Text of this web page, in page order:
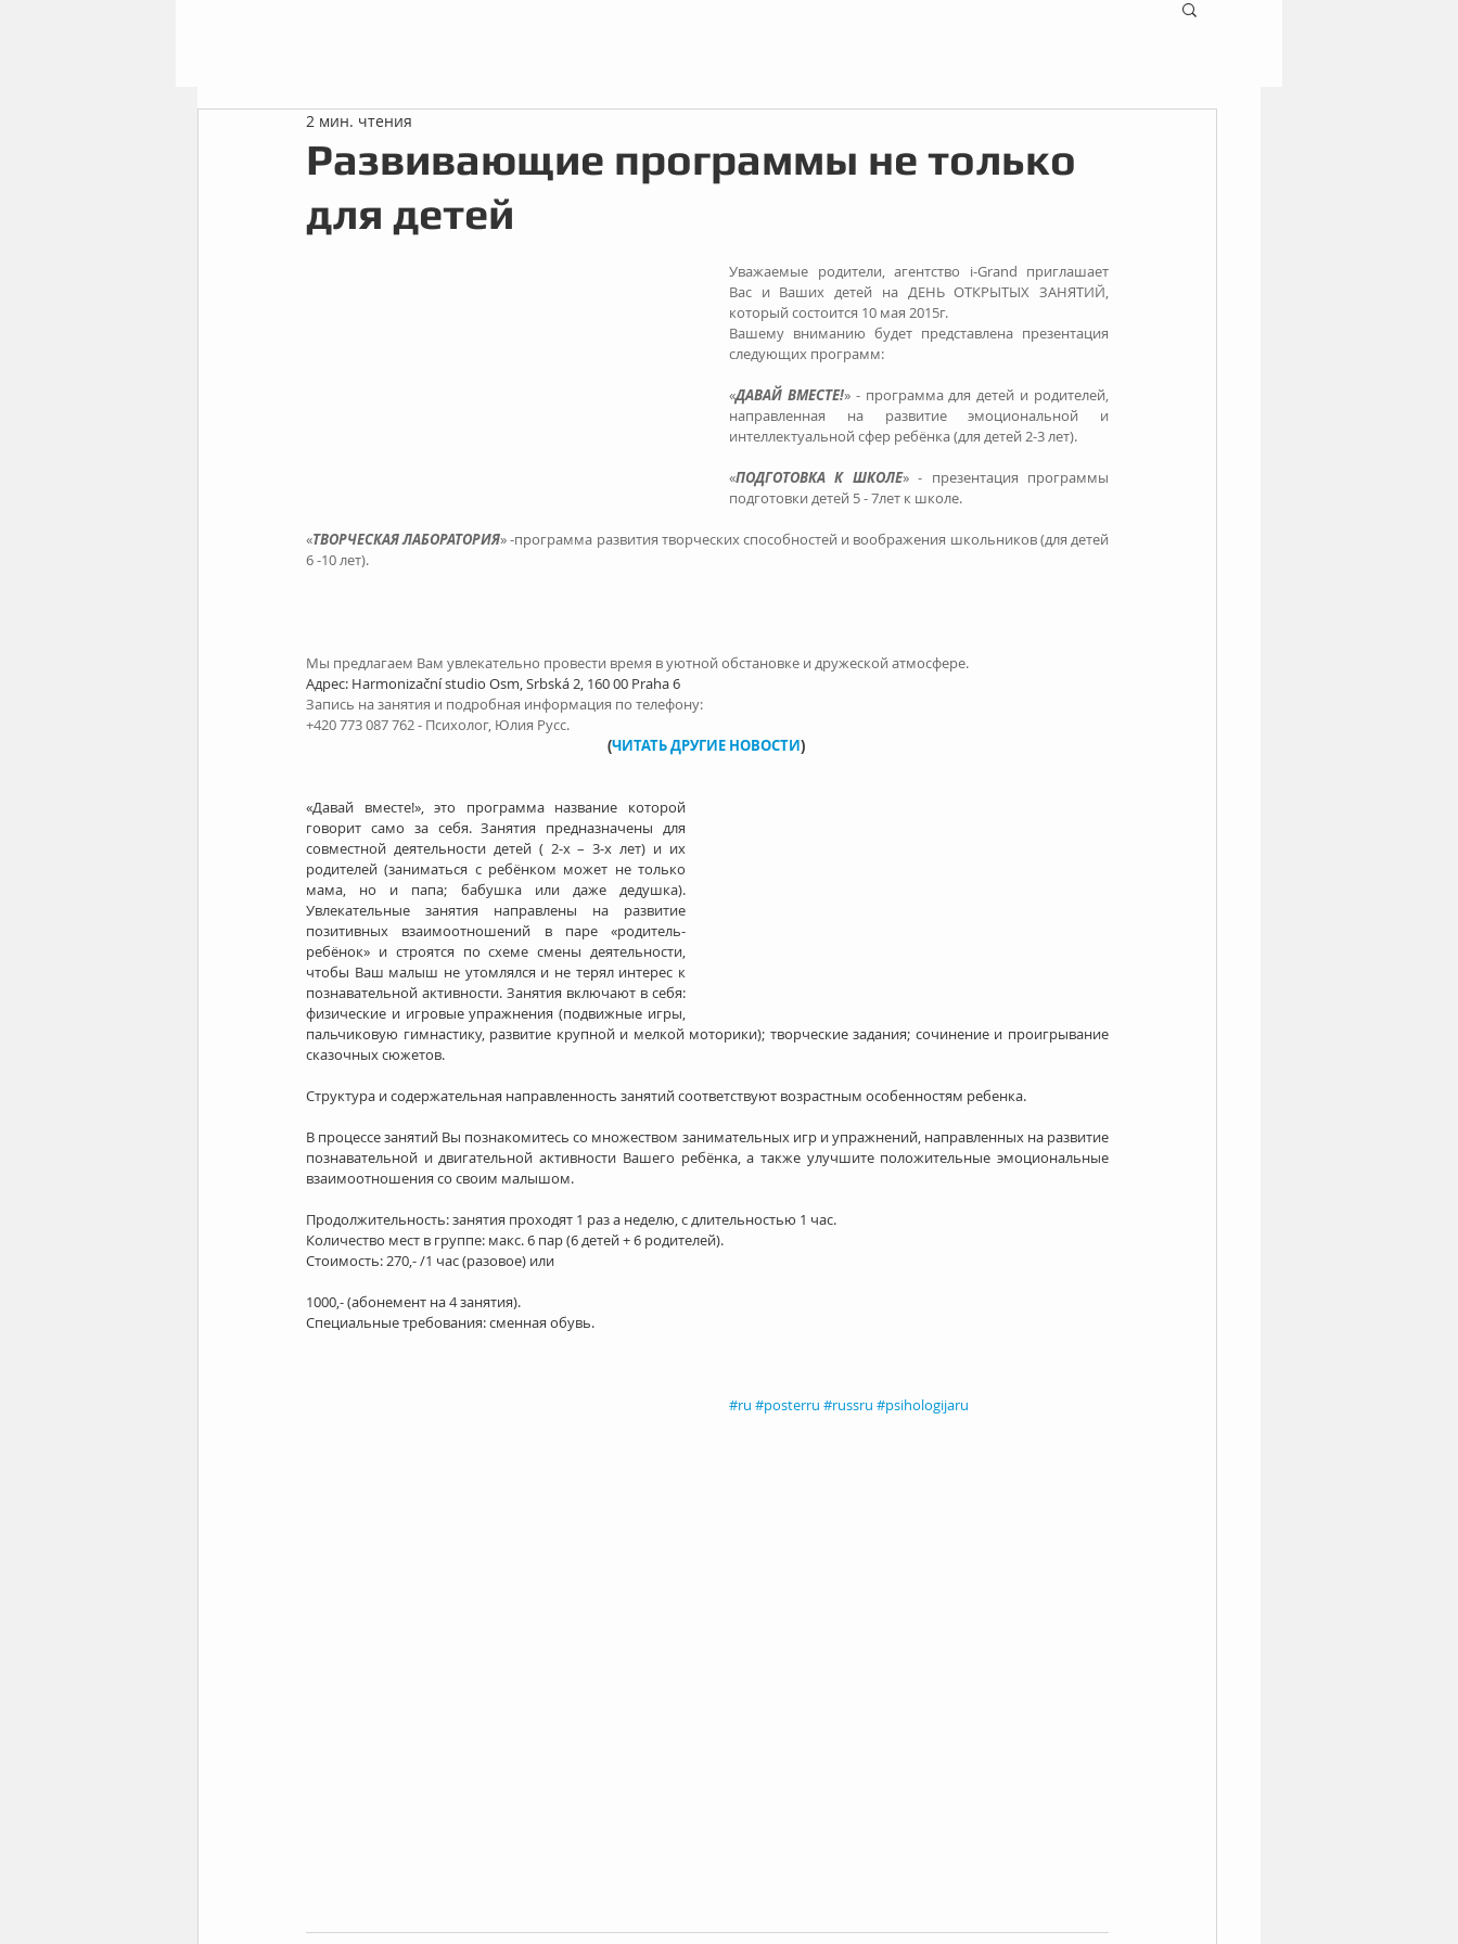
Развивающие программы не только
для детей
2 мин. чтения
Уважаемые родители, агентство i-Grand приглашает
Вас и Ваших детей на ДЕНЬ ОТКРЫТЫХ ЗАНЯТИЙ,
который состоится 10 мая 2015г.
Вашему вниманию будет представлена презентация
следующих программ:
«ДАВАЙ ВМЕСТЕ!» - программа для детей и родителей,
направленная на развитие эмоциональной и
интеллектуальной сфер ребёнка (для детей 2-3 лет).
«ПОДГОТОВКА К ШКОЛЕ» - презентация программы
подготовки детей 5 - 7лет к школе.
«ТВОРЧЕСКАЯ ЛАБОРАТОРИЯ» -программа развития творческих способностей и воображения школьников (для детей
6 -10 лет).
Мы предлагаем Вам увлекательно провести время в уютной обстановке и дружеской атмосфере.
Адрес: Harmonizační studio Osm, Srbská 2, 160 00 Praha 6
Запись на занятия и подробная информация по телефону:
+420 773 087 762 - Психолог, Юлия Русс.
(ЧИТАТЬ ДРУГИЕ НОВОСТИ)
«Давай вместе!», это программа название которой
говорит само за себя. Занятия предназначены для
совместной деятельности детей ( 2-х – 3-х лет) и их
родителей (заниматься с ребёнком может не только
мама, но и папа; бабушка или даже дедушка).
Увлекательные занятия направлены на развитие
позитивных взаимоотношений в паре «родитель-
ребёнок» и строятся по схеме смены деятельности,
чтобы Ваш малыш не утомлялся и не терял интерес к
познавательной активности. Занятия включают в себя:
физические и игровые упражнения (подвижные игры,
пальчиковую гимнастику, развитие крупной и мелкой моторики); творческие задания; сочинение и проигрывание
сказочных сюжетов.
Структура и содержательная направленность занятий соответствуют возрастным особенностям ребенка.
В процессе занятий Вы познакомитесь со множеством занимательных игр и упражнений, направленных на развитие
познавательной и двигательной активности Вашего ребёнка, а также улучшите положительные эмоциональные
взаимоотношения со своим малышом.
Продолжительность: занятия проходят 1 раз а неделю, с длительностью 1 час.
Количество мест в группе: макс. 6 пар (6 детей + 6 родителей).
Стоимость: 270,- /1 час (разовое) или
1000,- (абонемент на 4 занятия).
Специальные требования: сменная обувь.
#ru #posterru #russru #psihologijaru